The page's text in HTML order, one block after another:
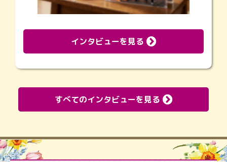
インタビューを見る
すべてのインタビューを見る